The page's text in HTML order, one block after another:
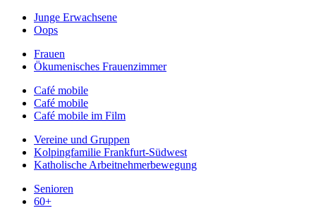
Junge Erwachsene
Oops
Frauen
Ökumenisches Frauenzimmer
Café mobile
Café mobile
Café mobile im Film
Vereine und Gruppen
Kolpingfamilie Frankfurt-Südwest
Katholische Arbeitnehmerbewegung
Senioren
60+